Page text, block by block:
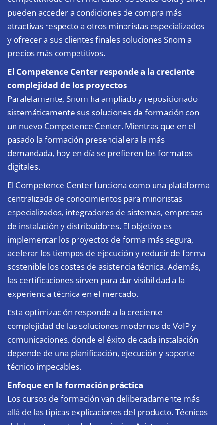
pueden acceder a condiciones de compra más
atractivas respecto a otros minoristas especializados
y ofrecer a sus clientes finales soluciones Snom a
precios más competitivos.
El Competence Center responde a la creciente
complejidad de los proyectos
Paralelamente, Snom ha ampliado y reposicionado
sistemáticamente sus soluciones de formación con
un nuevo Competence Center. Mientras que en el
pasado la formación presencial era la más
demandada, hoy en día se prefieren los formatos
digitales.
El Competence Center funciona como una plataforma
centralizada de conocimientos para minoristas
especializados, integradores de sistemas, empresas
de instalación y distribuidores. El objetivo es
implementar los proyectos de forma más segura,
acelerar los tiempos de ejecución y reducir de forma
sostenible los costes de asistencia técnica. Además,
las certificaciones sirven para dar visibilidad a la
experiencia técnica en el mercado.
Esta optimización responde a la creciente
complejidad de las soluciones modernas de VoIP y
comunicaciones, donde el éxito de cada instalación
depende de una planificación, ejecución y soporte
técnico impecables.
Enfoque en la formación práctica
Los cursos de formación van deliberadamente más
allá de las típicas explicaciones del producto. Técnicos